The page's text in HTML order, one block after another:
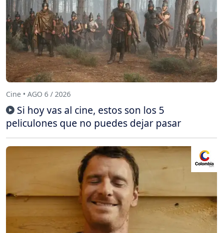
Cine • AGO 6 / 2026
Si hoy vas al cine, estos son los 5
peliculones que no puedes dejar pasar